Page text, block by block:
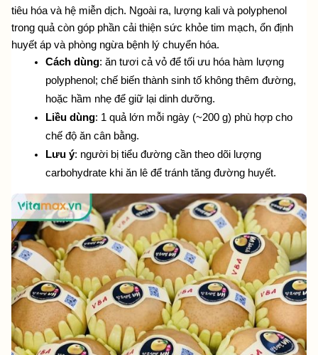
tiêu hóa và hệ miễn dịch. Ngoài ra, lượng kali và polyphenol
trong quả còn góp phần cải thiện sức khỏe tim mạch, ổn định
huyết áp và phòng ngừa bệnh lý chuyển hóa.
Cách dùng: ăn tươi cả vỏ để tối ưu hóa hàm lượng
polyphenol; chế biến thành sinh tố không thêm đường,
hoặc hầm nhẹ để giữ lại dinh dưỡng.
Liều dùng: 1 quả lớn mỗi ngày (~200 g) phù hợp cho
chế độ ăn cân bằng.
Lưu ý: người bị tiểu đường cần theo dõi lượng
carbohydrate khi ăn lê để tránh tăng đường huyết.